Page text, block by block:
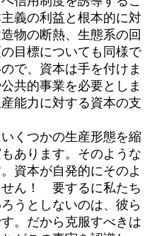
義の利益と根本的に対
物の断熱、生態系の回
目標についても同様で
で、資本は手を付けま
共的事業を必要としま
能力に対する資本の支
くつかの生産形態を縮
あります。そのような
資本が自発的にそのよ
せん！ 要するに私たち
うとしないのは、彼ら
。だから克服すべきは